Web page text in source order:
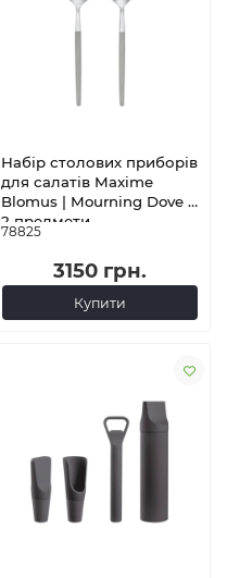
Набір столових приборів
для салатів Maxime
Blomus | Mourning Dove -
2 предмети
78825
3150 грн.
Купити